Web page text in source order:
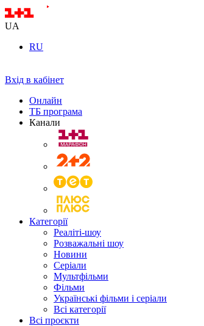
UA
RU
Вхід в кабінет
Онлайн
ТБ програма
Канали
Категорії
Реаліті-шоу
Розважальні шоу
Новини
Серіали
Мультфільми
Фільми
Українські фільми і серіали
Всі категорії
Всі проєкти